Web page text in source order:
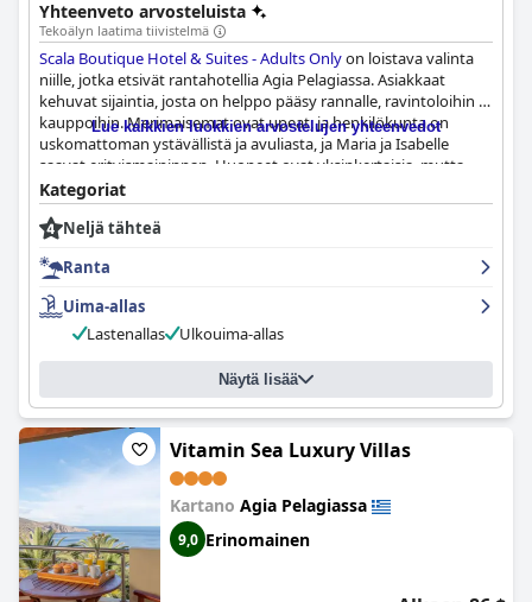
Yhteenveto arvosteluista
Tekoälyn laatima tiivistelmä
Scala Boutique Hotel & Suites - Adults Onlyon loistava valinta
niille, jotka etsivät rantahotellia Agia Pelagiassa. Asiakkaat
kehuvat sijaintia, josta on helppo pääsy rannalle, ravintoloihin ja
kauppoihin. Merimaisemat ovat upeat, ja henkilökunta on
uskomattoman ystävällistä ja avuliasta, ja Maria ja Isabelle
saavat erityismaininnan. Huoneet ovat yksinkertaisia, mutta
siistejä ja hyvin varustettuja, ja niissä on mukavat
vuodevaatteet ja tilava pohjaratkaisu. Ulkouima-allas on söpö ja
riittävä, vaikkakin joidenkin vieraiden mielestä se on pienempi.
tarjoaa hyvää vastinetta rahalle ja on hyvä vaihtoehto siistiin ja
mukavaan majoitukseen lähellä rantaa.
Lue kaikkien luokkien arvostelujen yhteenvedot
Kategoriat
Neljä tähteä
Ranta
Uima-allas
Lastenallas
Ulkouima-allas
Näytä lisää
Vitamin Sea Luxury Villas
Kartano Agia Pelagiassa
9,0 Erinomainen